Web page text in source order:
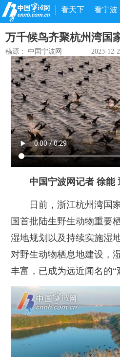
看天下 看宁波
万千候鸟齐聚杭州湾国
稿源： 中国宁波网 2023-12-
中国宁波网记者 徐能
日前，浙江杭州湾国家
国首批陆生野生动物重要
湿地规划以及持续实施湿
对野生动物栖息地建设，
丰富，已成为远近闻名的“